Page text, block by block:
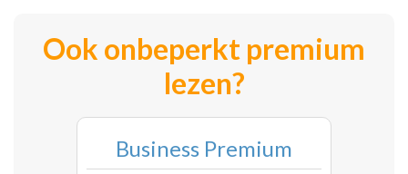
Ook onbeperkt premium
lezen?
Business Premium